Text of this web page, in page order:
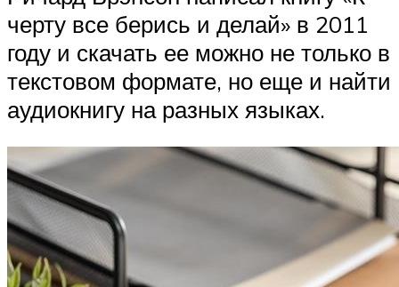
черту все берись и делай» в 2011
году и скачать ее можно не только в
текстовом формате, но еще и найти
аудиокнигу на разных языках.